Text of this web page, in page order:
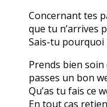
Concernant tes
que tu n’arrives
Sais-tu pourquoi
Prends bien soin
passes un bon
Qu’as tu fais ce
En tout cas